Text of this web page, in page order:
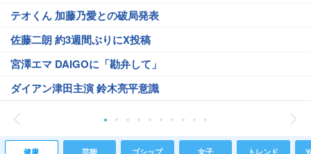
テオくん 加藤乃愛との破局発表
佐藤二朗 約3週間ぶりにX投稿
宮澤エマ DAIGOに「勘弁して」
ダイアン津田主演 鈴木亮平意識
健康 芸能 ゴシップ 女子 トレンド